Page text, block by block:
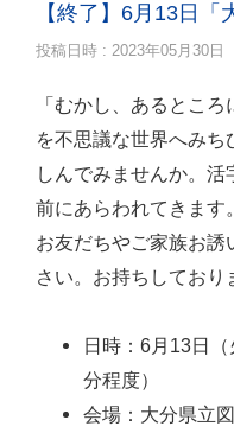
【終了】6月13日「
投稿日時 : 2023年05月30日
「むかし、あるとこ
を不思議な世界へみ
しんでみませんか。
前にあらわれてきます。
お友だちやご家族お
さい。お持ちしており
日時：6月13日
分程度）
会場：大分県立